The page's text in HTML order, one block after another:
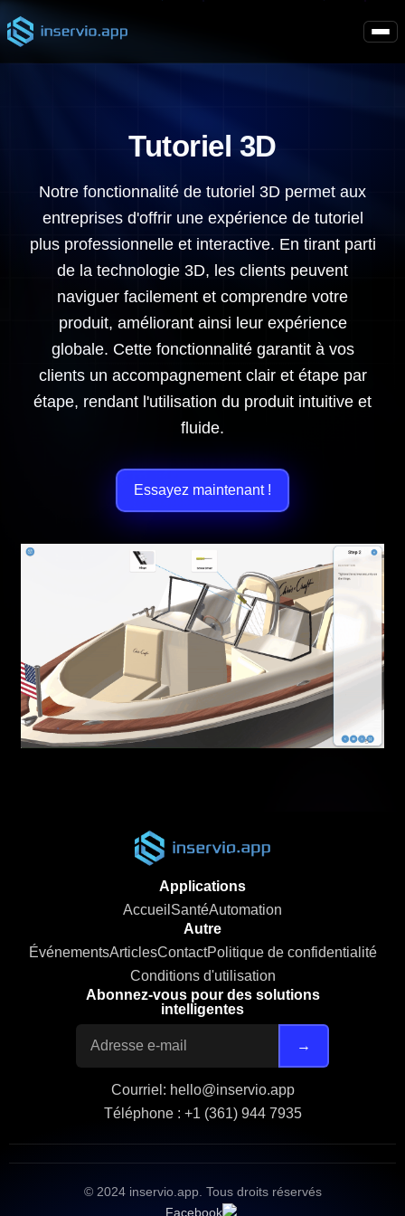
Tutoriel 3D
Notre fonctionnalité de tutoriel 3D permet aux
entreprises d'offrir une expérience de tutoriel
plus professionnelle et interactive. En tirant parti
de la technologie 3D, les clients peuvent
naviguer facilement et comprendre votre
produit, améliorant ainsi leur expérience
globale. Cette fonctionnalité garantit à vos
clients un accompagnement clair et étape par
étape, rendant l'utilisation du produit intuitive et
fluide.
Essayez maintenant !
Applications
Accueil SantéAutomation
Autre
ÉvénementsArticlesContactPolitique de confidentialité
Conditions d'utilisation
Abonnez-vous pour des solutions
intelligentes
→
Courriel: hello@inservio.app
Téléphone : +1 (361) 944 7935
© 2024 inservio.app. Tous droits réservés
Facebook